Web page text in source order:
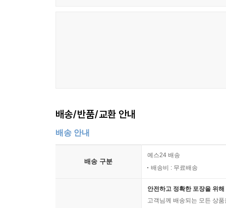
배송/반품/교환 안내
배송 안내
배송 구분
예스24 배송
배송비 : 무료배송
안전하고 정확한 포장을 위
고객님께 배송되는 모든 상